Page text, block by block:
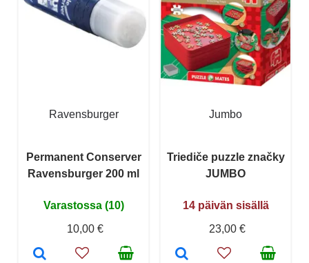
Ravensburger
Permanent Conserver
Ravensburger 200 ml
Varastossa (10)
10,00 €
Jumbo
Triediče puzzle značky
JUMBO
14 päivän sisällä
23,00 €